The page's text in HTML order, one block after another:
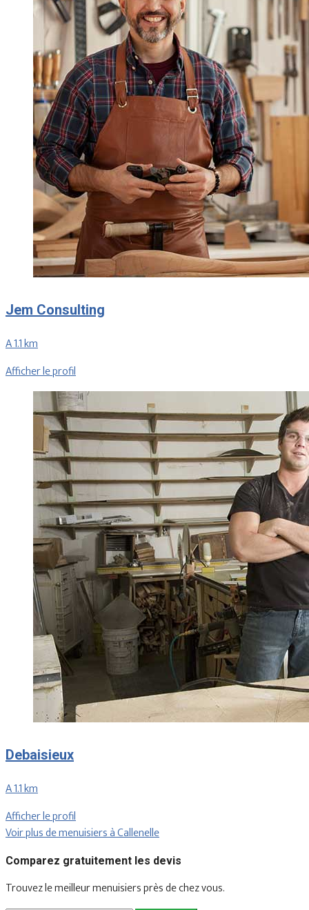
Jem Consulting
A 1.1 km
Afficher le profil
Debaisieux
A 1.1 km
Afficher le profil
Voir plus de menuisiers à Callenelle
Comparez gratuitement les devis
Trouvez le meilleur menuisiers près de chez vous.